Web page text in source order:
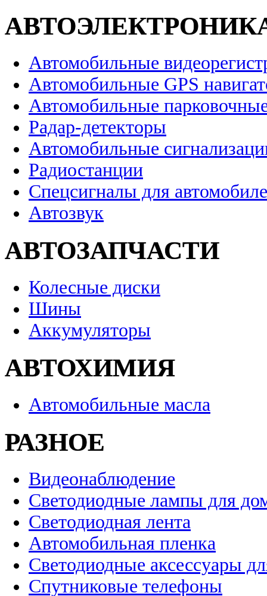
Автомобильные
Автомобильные GPS
Автомобильные
Радар-детекторы
Автомобильные
Радиостанции
Спецсигналы для
Автозвук
АВТОЗАПЧАСТИ
Колесные диски
Шины
Аккумуляторы
АВТОХИМИЯ
Автомобильные масла
РАЗНОЕ
Видеонаблюдение
Светодиодные лампы для
Светодиодная лента
Автомобильная пленка
Светодиодные аксессуары
Спутниковые телефоны